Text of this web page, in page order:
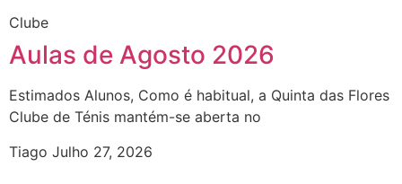
Clube
Aulas de Agosto 2026
Estimados Alunos, Como é habitual, a Quinta das Flores
Clube de Ténis mantém-se aberta no
Tiago Julho 27, 2026